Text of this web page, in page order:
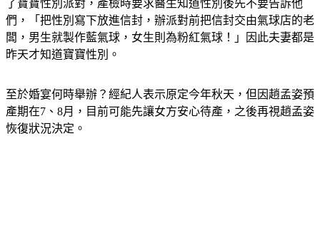
了寶寶性別派對，產檢時要求醫生知道性別後先不要告訴他
們，「把性別寫下放進信封，辦派對前把信封交由氣球店的老
闆，男生就製作藍氣球，女生則為粉紅氣球！」因此夫妻都是
昨天才知道寶寶性別。
至於婚宴何時舉辦？經紀人表示原定今年秋天，但因趙孟姿預
產期在7、8月，目前可能先讓女方安心待產，之後再視趙孟姿
恢復狀況決定。